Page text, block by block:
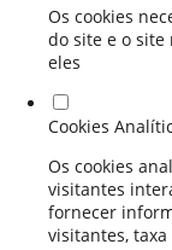
Os cookies
do site e o
eles
Cookies
Os cookies
visitantes
fornecer
visitantes,